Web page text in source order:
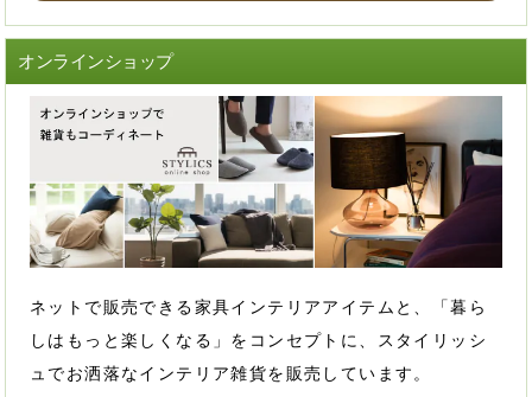
オンラインショップ
ネットで販売できる家具インテリアアイテムと、「暮ら
しはもっと楽しくなる」をコンセプトに、スタイリッシ
ュでお洒落なインテリア雑貨を販売しています。